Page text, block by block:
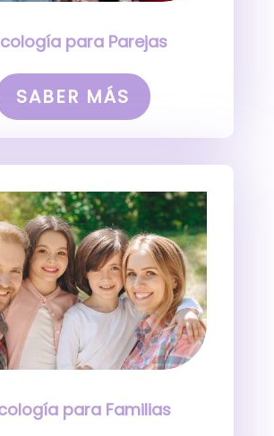
para Parejas
SABER MÁS
para Familias